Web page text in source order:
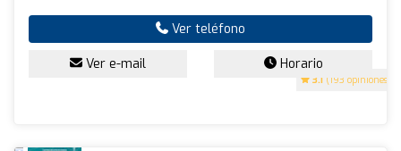
3.1 (193 opiniones)
Ver teléfono
Ver e-mail Horario